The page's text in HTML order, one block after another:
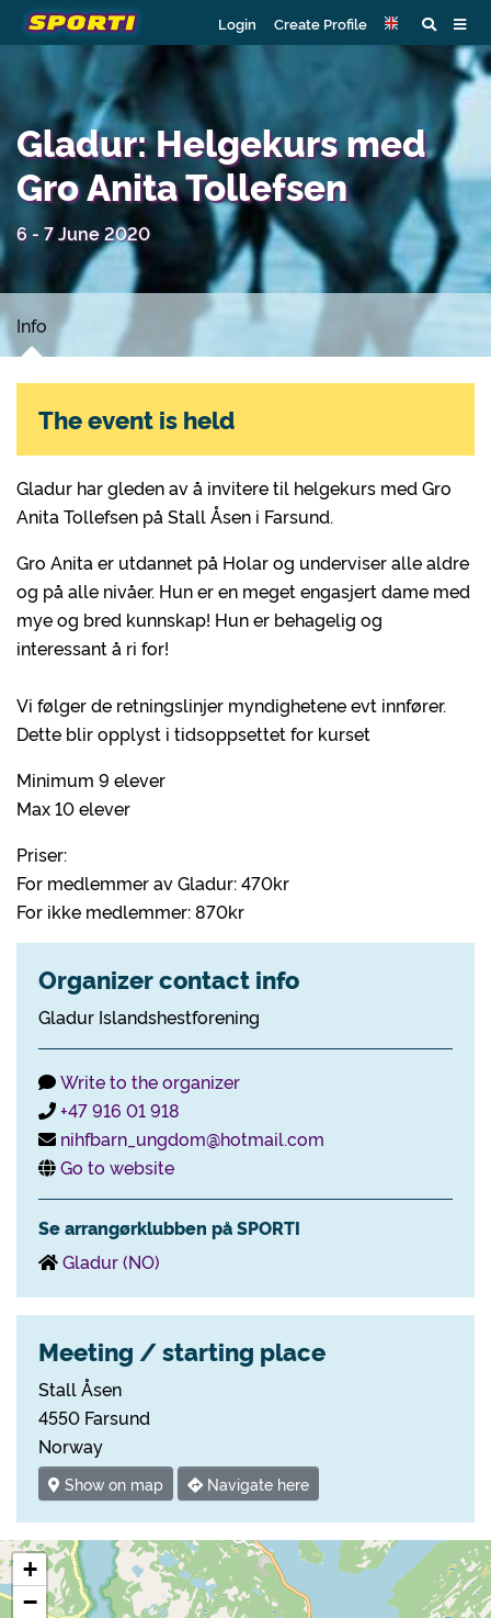
Login Create Profile
Gladur: Helgekurs med
Gro Anita Tollefsen
6 - 7 June 2020
Info
Gladur har gleden av å invitere til helgekurs med Gro
Anita Tollefsen på Stall Åsen i Farsund.
Gro Anita er utdannet på Holar og underviser alle aldre
og på alle nivåer. Hun er en meget engasjert dame med
mye og bred kunnskap! Hun er behagelig og
interessant å ri for!
Vi følger de retningslinjer myndighetene evt innfører.
Dette blir opplyst i tidsoppsettet for kurset
Minimum 9 elever
Max 10 elever
Priser:
For medlemmer av Gladur: 470kr
For ikke medlemmer: 870kr
Organizer contact info
Gladur Islandshestforening
Write to the organizer
+47 916 01 918
nihfbarn_ungdom@hotmail.com
Go to website
Se arrangørklubben på SPORTI
Gladur (NO)
Meeting / starting place
Stall Åsen
4550 Farsund
Norway
Show on map Navigate here
The event is held
+
−